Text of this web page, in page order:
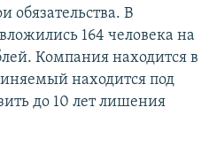
обязательства. В
164 человека на
Компания находится в
находится под
до 10 лет лишения